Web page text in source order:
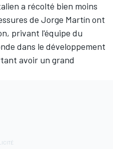
a récolté bien moins
de Jorge Martín ont
privant l'équipe du
dans le développement
avoir un grand